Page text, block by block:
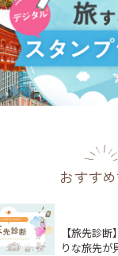
ルな空間と極
♪ 特別な和
Resort&Spa-
おすす
【旅先診
りな旅先が